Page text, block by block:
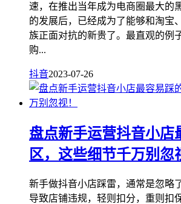
速，在推出当年成为电商圈最大的
的发展后，已经成为了能够和淘宝
族正面对抗的新贵了。最直观的例
购...
抖音2023-07-26
盘点新手运营抖音小店
区，这些细节千万别忽
新手做抖音小店踩雷，通常是忽略
导致店铺违规，轻则扣分，重则扣